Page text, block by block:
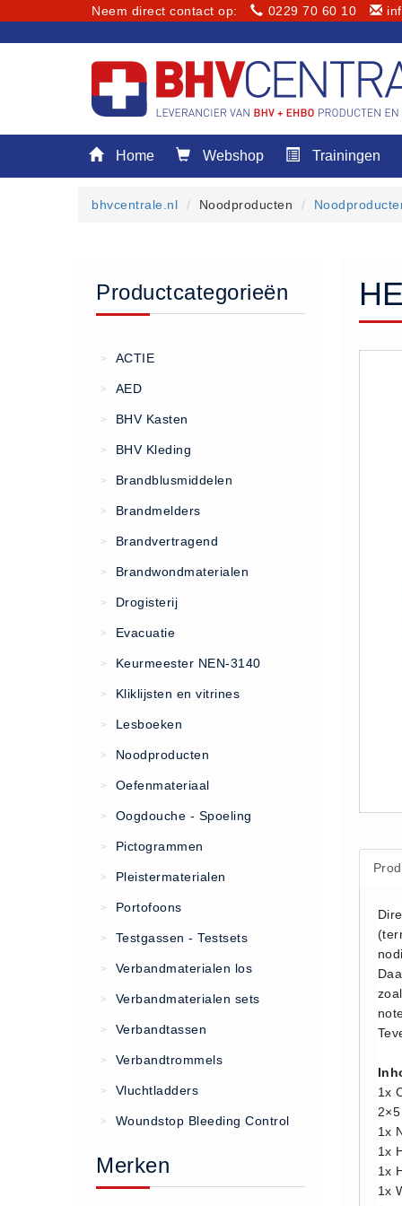
Neem direct contact op: 0229 70 60 10
Home
Keuringen
Bedrijfsnoodplannen
Inspectiecentrale
Ons Team
Nieuws
Contact
Algemene Voorwaarden
Vacatures
AED apparaten (11)
AED apparaten (11)
AED batterijen (12)
AED binnen - buiten kasten (11)
AED elektroden (18)
AED tassen (14)
BHV kasten (5)
Home Webshop Trainingen
bhvcentrale.nl Noodproducten
Productcategorieën
> ACTIE
> AED
> BHV Kasten
> BHV Kleding
> Brandblusmiddelen
> Brandmelders
> Brandvertragend
> Brandwondmaterialen
> Drogisterij
> Evacuatie
> Keurmeester NEN-3140
> Kliklijsten en vitrines
> Lesboeken
> Noodproducten
> Oefenmateriaal
> Oogdouche - Spoeling
> Pictogrammen
> Pleistermaterialen
> Portofoons
> Testgassen - Testsets
> Verbandmaterialen los
> Verbandmaterialen sets
> Verbandtassen
> Verbandtrommels
> Vluchtladders
> Woundstop Bleeding Control
Merken
1x
1x
1x
1x
1x